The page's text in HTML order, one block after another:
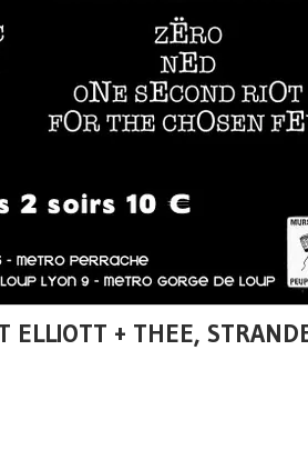
ELLIOTT + THEE,